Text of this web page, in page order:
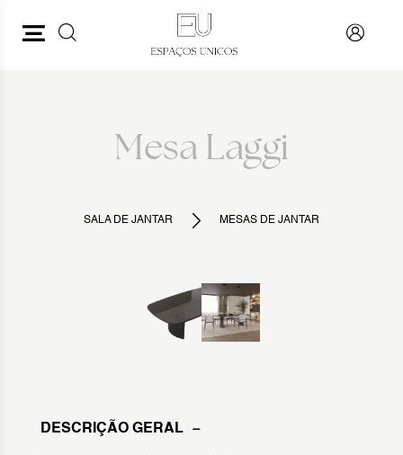
Mesa Laggi
SALA DE JANTAR MESAS DE JANTAR
DESCRIÇÃO GERAL
PESQUISAR